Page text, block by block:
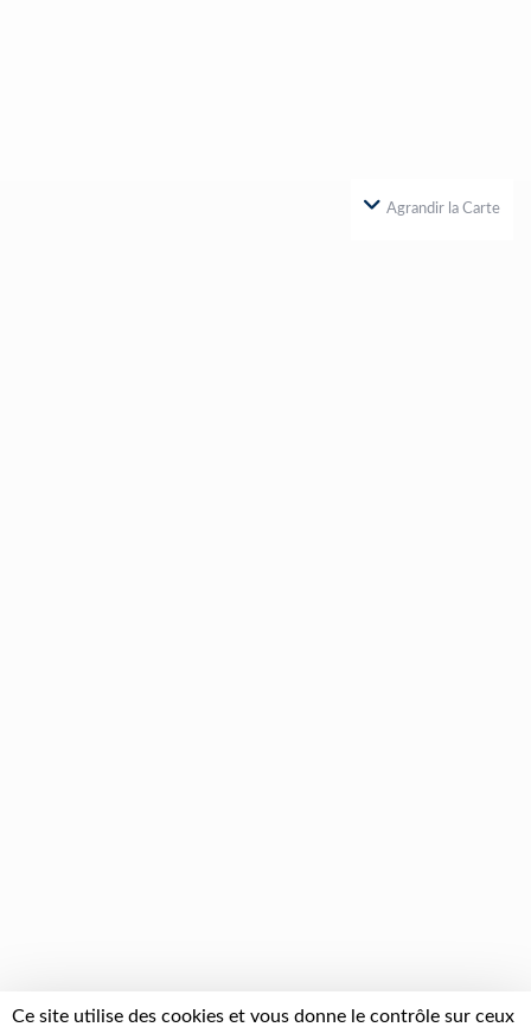
Agrandir la Carte
Ce site utilise des cookies et vous donne le contrôle sur ceux